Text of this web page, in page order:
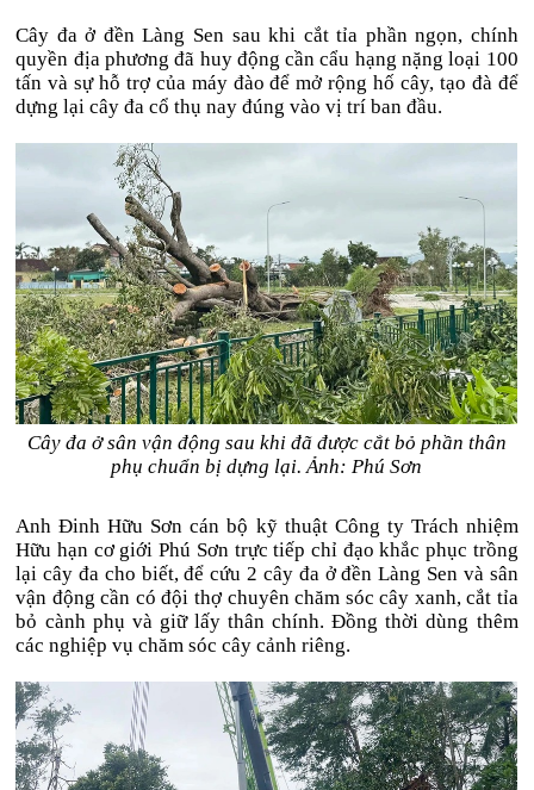
Cây đa ở đền Làng Sen sau khi cắt tỉa phần ngọn, chính
quyền địa phương đã huy động cần cẩu hạng nặng loại 100
tấn và sự hỗ trợ của máy đào để mở rộng hố cây, tạo đà để
dựng lại cây đa cổ thụ nay đúng vào vị trí ban đầu.
Cây đa ở sân vận động sau khi đã được cắt bỏ phần thân
phụ chuẩn bị dựng lại. Ảnh: Phú Sơn
Anh Đinh Hữu Sơn cán bộ kỹ thuật Công ty Trách nhiệm
Hữu hạn cơ giới Phú Sơn trực tiếp chỉ đạo khắc phục trồng
lại cây đa cho biết, để cứu 2 cây đa ở đền Làng Sen và sân
vận động cần có đội thợ chuyên chăm sóc cây xanh, cắt tỉa
bỏ cành phụ và giữ lấy thân chính. Đồng thời dùng thêm
các nghiệp vụ chăm sóc cây cảnh riêng.